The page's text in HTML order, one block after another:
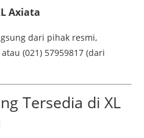
Axiata
dari pihak resmi,
(021) 57959817 (dari
Tersedia di XL